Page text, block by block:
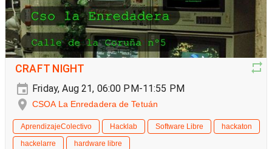
CRAFT NIGHT
Friday, Aug 21, 06:00 PM-11:55 PM
CSOA La Enredadera de Tetuán
AprendizajeColectivo Hacklab Software Libre
hackaton
hackelarre
hardware libre